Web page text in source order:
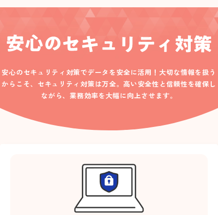
安心のセキュリティ対策でデータを安全に活用！ 大切な情報を扱う
からこそ、セキュリティ対策は万全。 高い安全性と信頼性を確保し
ながら、業務効率を大幅に向上させます。